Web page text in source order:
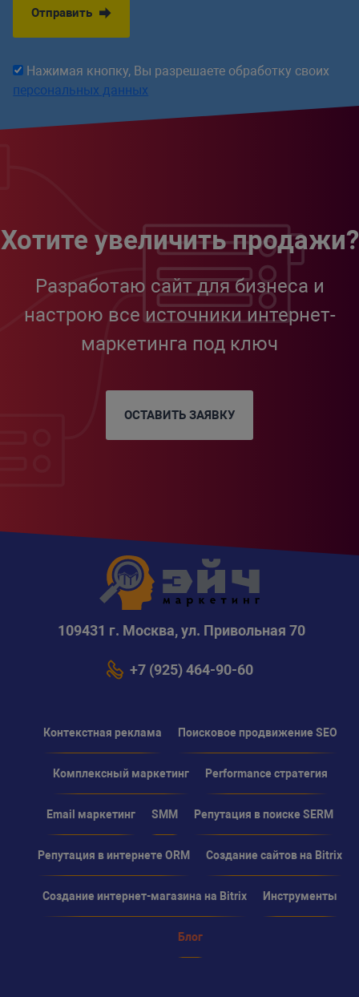
Отправить
Нажимая кнопку, Вы разрешаете обработку своих
персональных данных
Хотите увеличить продажи?
Разработаю сайт для бизнеса и
настрою все источники интернет-
маркетинга под ключ
ОСТАВИТЬ ЗАЯВКУ
109431 г. Москва, ул. Привольная 70
+7 (925) 464-90-60
Контекстная реклама Поисковое продвижение SEO
Комплексный маркетинг Performance стратегия
Email маркетинг SMM Репутация в поиске SERM
Репутация в интернете ORM Создание сайтов на Bitrix
Создание интернет-магазина на Bitrix Инструменты
Блог